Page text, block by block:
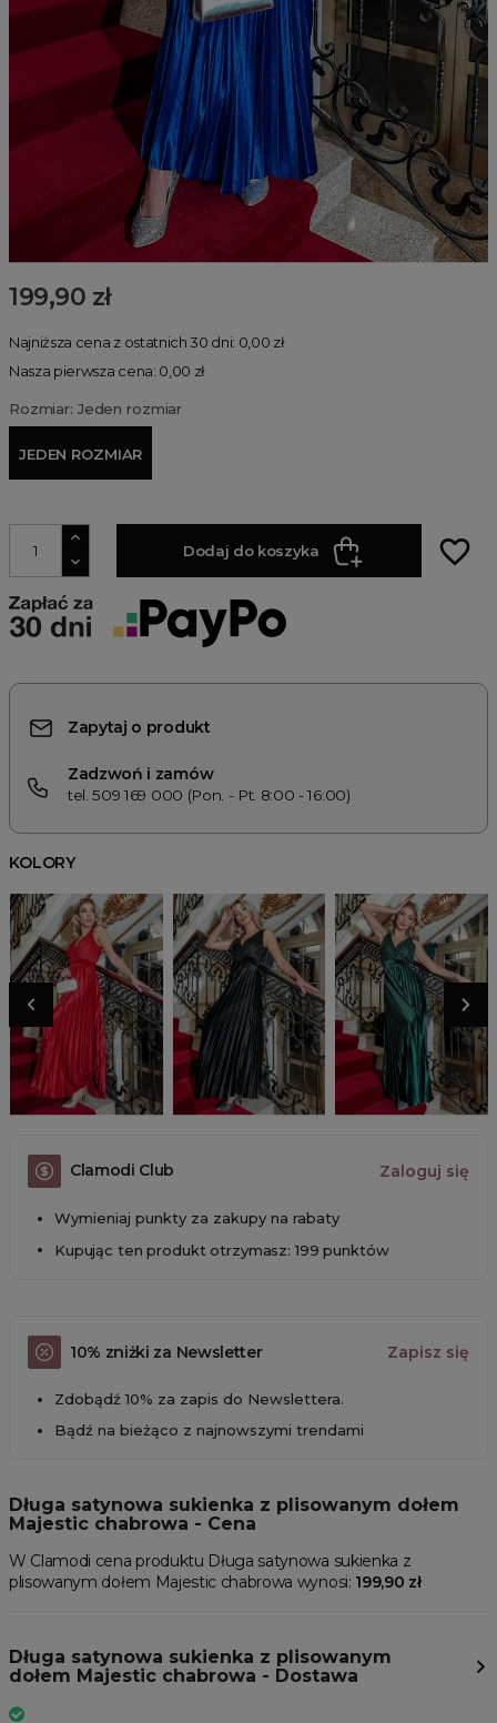
199,90 zł
Najniższa cena z ostatnich 30 dni: 0,00 zł
Nasza pierwsza cena: 0,00 zł
Rozmiar: Jeden rozmiar
JEDEN ROZMIAR
Dodaj do koszyka favorite_border
Zapytaj o produkt
Zadzwoń i zamów
tel. 509 169 000 (Pon. - Pt. 8:00 - 16:00)
KOLORY
Clamodi Club Zaloguj się
Wymieniaj punkty za zakupy na rabaty
Kupując ten produkt otrzymasz: 199 punktów
10% zniżki za Newsletter Zapisz się
Zdobądź 10% za zapis do Newslettera.
Bądź na bieżąco z najnowszymi trendami
Długa satynowa sukienka z plisowanym dołem
Majestic chabrowa - Cena
W Clamodi cena produktu Długa satynowa sukienka z
plisowanym dołem Majestic chabrowa wynosi: 199,90 zł
Długa satynowa sukienka z plisowanym
dołem Majestic chabrowa - Dostawa